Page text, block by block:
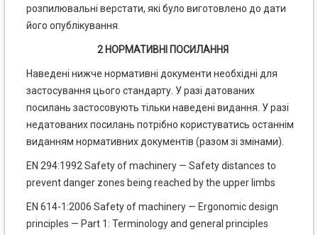
розпилювальні верстати, які було виготовлено до дати
його опублікування.
2 НОРМАТИВНІ ПОСИЛАННЯ
Наведені нижче нормативні документи необхідні для
застосування цього стандарту. У разі датованих
посилань застосовують тільки наведені видання. У разі
недатованих посилань потрібно користуватись останнім
виданням нормативних документів (разом зі змінами).
EN 294:1992 Safety of machinery — Safety distances to
prevent danger zones being reached by the upper limbs
EN 614-1:2006 Safety of machinery — Ergonomic design
principles — Part 1: Terminology and general principles